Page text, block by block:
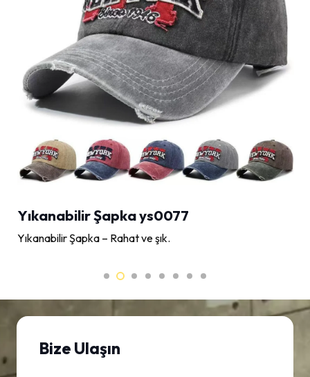
Yıkanabilir Şapka ys0077
Yıkanabilir Şapka – Rahat ve şık.
Bize Ulaşın